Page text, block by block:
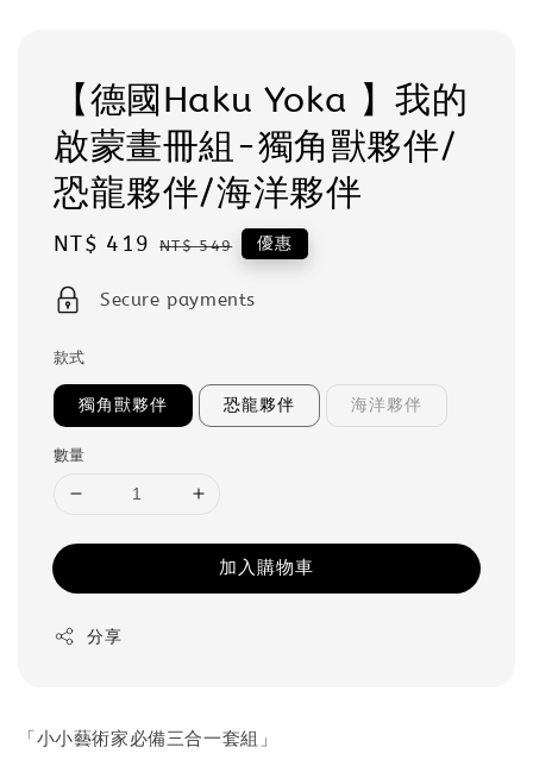
【德國Haku Yoka 】我的
啟蒙畫冊組-獨角獸夥伴/
恐龍夥伴/海洋夥伴
Sale
NT$ 419 Regular
NT$ 549 優惠
Secure payments
款式
獨角獸夥伴 恐龍夥伴 海洋夥伴
數量
加入購物車
分享
「小小藝術家必備三合一套組」